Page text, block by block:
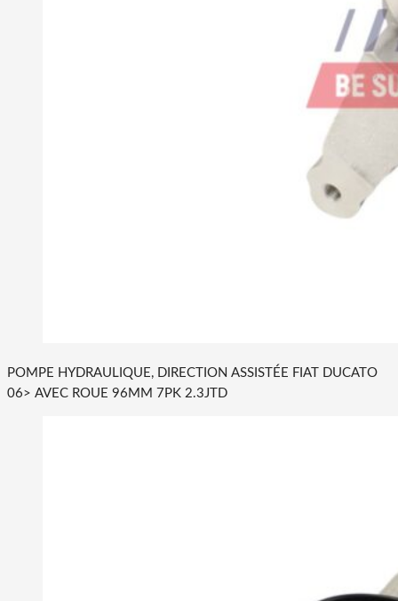
POMPE HYDRAULIQUE, DIRECTION ASSISTÉE FIAT DUCATO
06> AVEC ROUE 96MM 7PK 2.3JTD